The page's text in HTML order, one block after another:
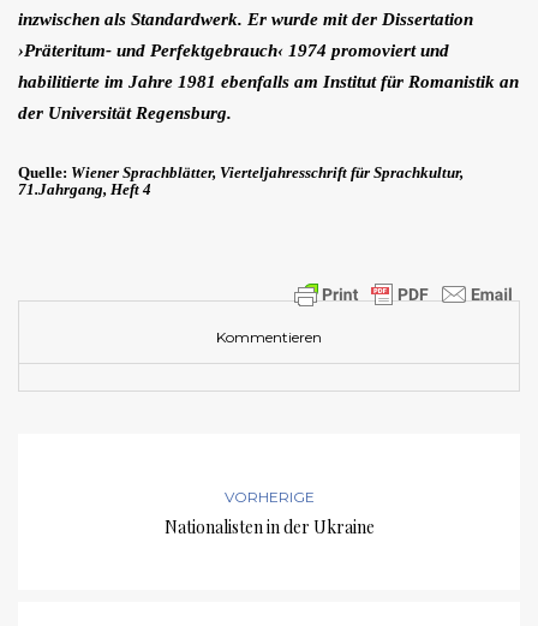
inzwischen als Standardwerk. Er wurde mit der Dissertation
›Präteritum- und Perfektgebrauch‹ 1974 promoviert und
habilitierte im Jahre 1981 ebenfalls am Institut für Romanistik an
der Universität Regensburg.
Quelle: Wiener Sprachblätter, Vierteljahresschrift für Sprachkultur,
71.Jahrgang, Heft 4
Kommentieren
VORHERIGE
Nationalisten in der Ukraine